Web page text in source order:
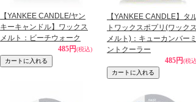
【YANKEE CANDLE/ヤン
キーキャンドル】ワックス
メルト：ビーチウォーク
485円(税込)
【YANKEE CANDLE】タ
トワックスポプリ(ワックス
メルト)：キューカンバーミ
ントクーラー
485円(税